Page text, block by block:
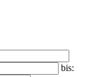
bis: